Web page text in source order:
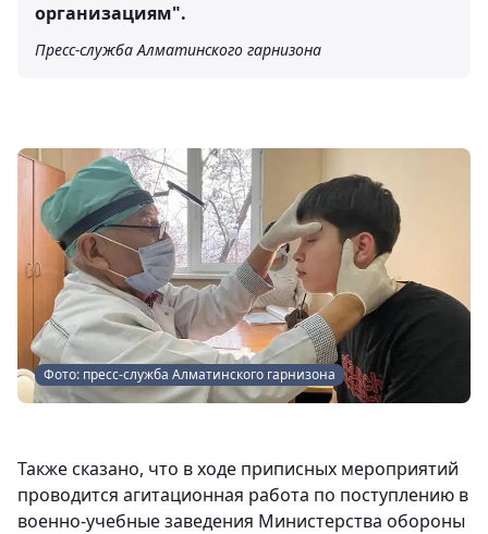
организациям".
Пресс-служба Алматинского гарнизона
Фото: пресс-служба Алматинского гарнизона
Также сказано, что в ходе приписных мероприятий
проводится агитационная работа по поступлению в
военно-учебные заведения Министерства обороны